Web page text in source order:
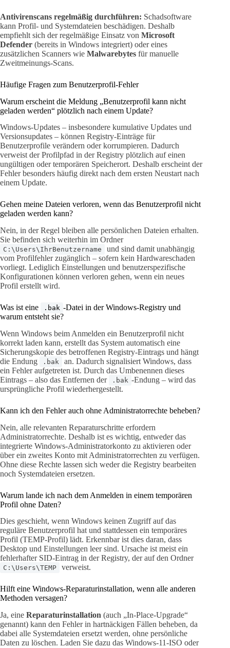
Antivirenscans regelmäßig durchführen: Schadsoftware
kann Profil- und Systemdateien beschädigen. Deshalb
empfiehlt sich der regelmäßige Einsatz von Microsoft
Defender (bereits in Windows integriert) oder eines
zusätzlichen Scanners wie Malwarebytes für manuelle
Zweitmeinungs-Scans.
Häufige Fragen zum Benutzerprofil-Fehler
Warum erscheint die Meldung „Benutzerprofil kann nicht
geladen werden“ plötzlich nach einem Update?
Windows-Updates – insbesondere kumulative Updates und
Versionsupdates – können Registry-Einträge für
Benutzerprofile verändern oder korrumpieren. Dadurch
verweist der Profilpfad in der Registry plötzlich auf einen
ungültigen oder temporären Speicherort. Deshalb erscheint der
Fehler besonders häufig direkt nach dem ersten Neustart nach
einem Update.
Gehen meine Dateien verloren, wenn das Benutzerprofil nicht
geladen werden kann?
Nein, in der Regel bleiben alle persönlichen Dateien erhalten.
Sie befinden sich weiterhin im Ordner
C:\Users\IhrBenutzername
und sind damit unabhängig
vom Profilfehler zugänglich – sofern kein Hardwareschaden
vorliegt. Lediglich Einstellungen und benutzerspezifische
Konfigurationen können verloren gehen, wenn ein neues
Profil erstellt wird.
Was ist eine .bak -Datei in der Windows-Registry und
warum entsteht sie?
Wenn Windows beim Anmelden ein Benutzerprofil nicht
korrekt laden kann, erstellt das System automatisch eine
Sicherungskopie des betroffenen Registry-Eintrags und hängt
die Endung
.bak
an. Dadurch signalisiert Windows, dass
ein Fehler aufgetreten ist. Durch das Umbenennen dieses
Eintrags – also das Entfernen der
.bak -Endung – wird das
ursprüngliche Profil wiederhergestellt.
Kann ich den Fehler auch ohne Administratorrechte beheben?
Nein, alle relevanten Reparaturschritte erfordern
Administratorrechte. Deshalb ist es wichtig, entweder das
integrierte Windows-Administratorkonto zu aktivieren oder
über ein zweites Konto mit Administratorrechten zu verfügen.
Ohne diese Rechte lassen sich weder die Registry bearbeiten
noch Systemdateien ersetzen.
Warum lande ich nach dem Anmelden in einem temporären
Profil ohne Daten?
Dies geschieht, wenn Windows keinen Zugriff auf das
reguläre Benutzerprofil hat und stattdessen ein temporäres
Profil (TEMP-Profil) lädt. Erkennbar ist dies daran, dass
Desktop und Einstellungen leer sind. Ursache ist meist ein
fehlerhafter SID-Eintrag in der Registry, der auf den Ordner
C:\Users\TEMP verweist.
Hilft eine Windows-Reparaturinstallation, wenn alle anderen
Methoden versagen?
Ja, eine Reparaturinstallation (auch „In-Place-Upgrade“
genannt) kann den Fehler in hartnäckigen Fällen beheben, da
dabei alle Systemdateien ersetzt werden, ohne persönliche
Daten zu löschen. Laden Sie dazu das Windows-11-ISO oder